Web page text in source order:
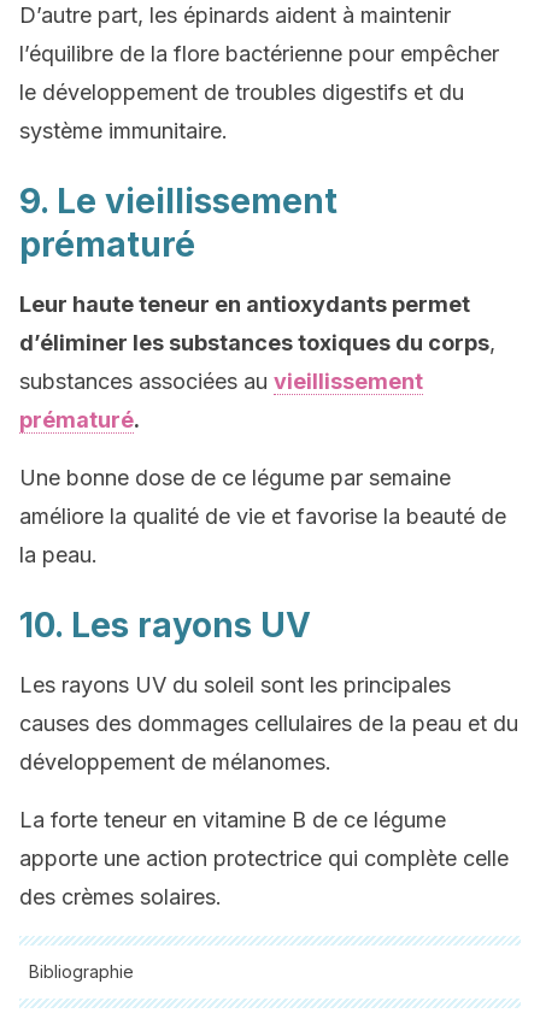
D’autre part, les épinards aident à maintenir
l’équilibre de la flore bactérienne pour empêcher
le développement de troubles digestifs et du
système immunitaire.
9. Le vieillissement
prématuré
Leur haute teneur en antioxydants permet
d’éliminer les substances toxiques du corps,
substances associées au vieillissement
prématuré.
Une bonne dose de ce légume par semaine
améliore la qualité de vie et favorise la beauté de
la peau.
10. Les rayons UV
Les rayons UV du soleil sont les principales
causes des dommages cellulaires de la peau et du
développement de mélanomes.
La forte teneur en vitamine B de ce légume
apporte une action protectrice qui complète celle
des crèmes solaires.
Bibliographie
Toutes les sources citées ont été examinées en profondeur